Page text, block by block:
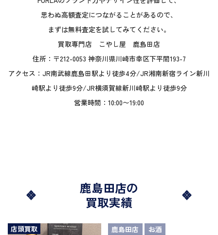
思わぬ高額査定につながることがあるので、
まずは無料査定を試してみてください。
買取専門店 こやし屋 鹿島田店
住所：〒212-0053 神奈川県川崎市幸区下平間193-7
アクセス：JR南武線鹿島田駅より徒歩4分/JR湘南新宿ライン新川
崎駅より徒歩9分/JR横須賀線新川崎駅より徒歩9分
営業時間：10:00〜19:00
鹿島田店の
買取実績
店頭買取 鹿島田店
お酒